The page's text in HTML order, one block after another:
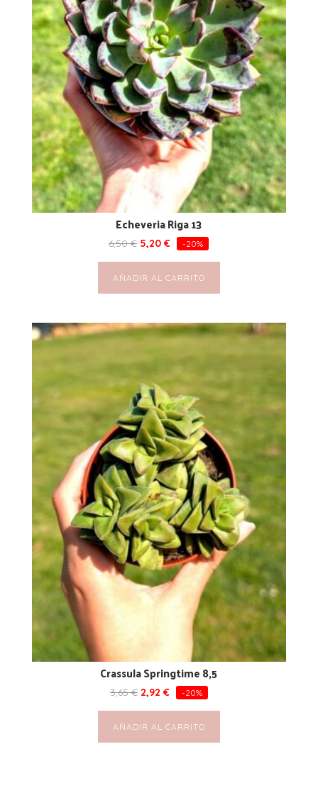
Echeveria Riga 13
6,50€ 5,20€ -20%
AÑADIR AL CARRITO
Crassula Springtime 8,5
3,65€ 2,92 € -20%
AÑADIR AL CARRITO